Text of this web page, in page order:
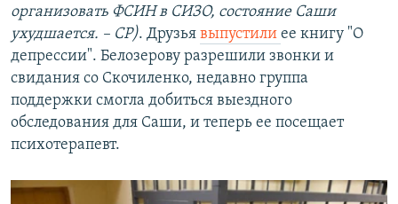
организовать ФСИН в СИЗО, состояние Саши
ухудшается. – СР). Друзья выпустили ее книгу "О
депрессии". Белозерову разрешили звонки и
свидания со Скочиленко, недавно группа
поддержки смогла добиться выездного
обследования для Саши, и теперь ее посещает
психотерапевт.